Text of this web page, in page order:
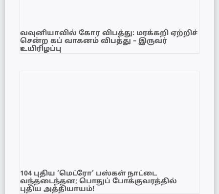
வவுனியாவில் கோர விபத்து: மரக்கறி ஏற்றிச்
சென்ற கப் வாகனம் விபத்து – இருவர்
உயிரிழப்பு
104 புதிய ‘மெட்ரோ’ பஸ்கள் நாட்டை
வந்தடைந்தன; பொதுப் போக்குவரத்தில்
புதிய அத்தியாயம்!